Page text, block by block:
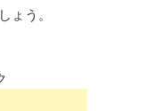
ょう。